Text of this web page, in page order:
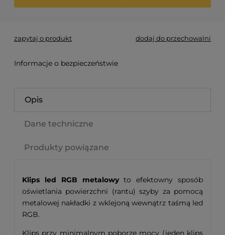
zapytaj o produkt dodaj do przechowalni
Informacje o bezpieczeństwie
Opis
Dane techniczne
Produkty powiązane
Klips led RGB metalowyto efektowny sposób
oświetlania powierzchni (rantu) szyby za pomocą
metalowej nakładki z wklejoną wewnątrz taśmą led
RGB.
Klips przy minimalnym poborze mocy (jeden klips